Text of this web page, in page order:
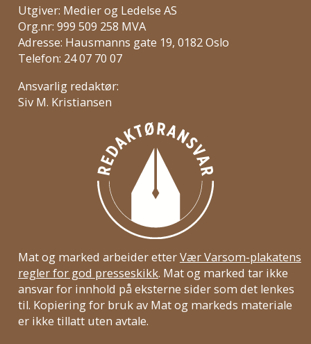
Utgiver: Medier og Ledelse AS
Org.nr: 999 509 258 MVA
Adresse: Hausmanns gate 19, 0182 Oslo
Telefon: 24 07 70 07
Ansvarlig redaktør:
Siv M. Kristiansen
Mat og marked arbeider etterVær Varsom-plakatens
regler for god presseskikk. Mat og marked tar ikke
ansvar for innhold på eksterne sider som det lenkes
til. Kopiering for bruk av Mat og markeds materiale
er ikke tillatt uten avtale.